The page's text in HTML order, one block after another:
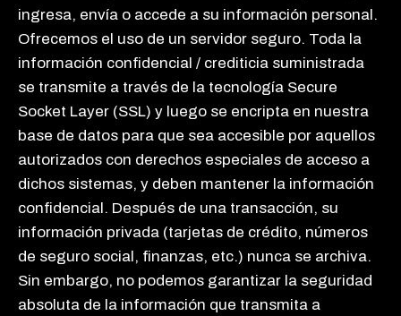
ingresa, envía o accede a su información personal.
Ofrecemos el uso de un servidor seguro. Toda la
información confidencial / crediticia suministrada
se transmite a través de la tecnología Secure
Socket Layer (SSL) y luego se encripta en nuestra
base de datos para que sea accesible por aquellos
autorizados con derechos especiales de acceso a
dichos sistemas, y deben mantener la información
confidencial. Después de una transacción, su
información privada (tarjetas de crédito, números
de seguro social, finanzas, etc.) nunca se archiva.
Sin embargo, no podemos garantizar la seguridad
absoluta de la información que transmita a